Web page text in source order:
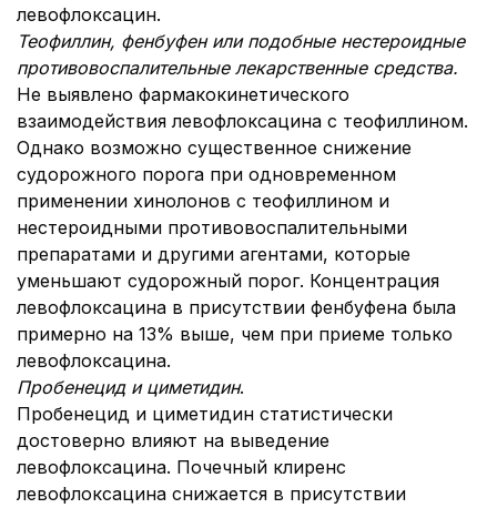
левофлоксацин.
Теофиллин, фенбуфен или подобные нестероидные
противовоспалительные лекарственные средства.
Не выявлено фармакокинетического
взаимодействия левофлоксацина с теофиллином.
Однако возможно существенное снижение
судорожного порога при одновременном
применении хинолонов с теофиллином и
нестероидными противовоспалительными
препаратами и другими агентами, которые
уменьшают судорожный порог. Концентрация
левофлоксацина в присутствии фенбуфена была
примерно на 13% выше, чем при приеме только
левофлоксацина.
Пробенецид и циметидин.
Пробенецид и циметидин статистически
достоверно влияют на выведение
левофлоксацина. Почечный клиренс
левофлоксацина снижается в присутствии